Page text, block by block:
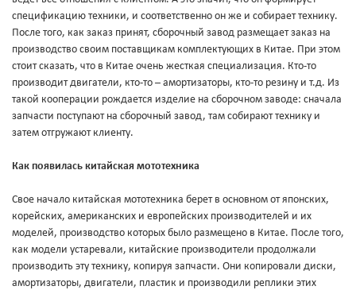
спецификацию техники, и соответственно он же и собирает технику.
После того, как заказ принят, сборочный завод размещает заказ на
производство своим поставщикам комплектующих в Китае. При этом
стоит сказать, что в Китае очень жесткая специализация. Кто-то
производит двигатели, кто-то – амортизаторы, кто-то резину и т.д. Из
такой кооперации рождается изделие на сборочном заводе: сначала
запчасти поступают на сборочный завод, там собирают технику и
затем отгружают клиенту.
Как появилась китайская мототехника
Свое начало китайская мототехника берет в основном от японских,
корейских, американских и европейских производителей и их
моделей, производство которых было размещено в Китае. После того,
как модели устаревали, китайские производители продолжали
производить эту технику, копируя запчасти. Они копировали диски,
амортизаторы, двигатели, пластик и производили реплики этих